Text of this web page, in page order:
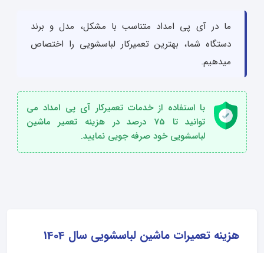
ما در آی پی امداد متناسب با مشکل، مدل و برند
دستگاه شما، بهترین تعمیرکار لباسشویی را اختصاص
میدهیم.
با استفاده از خدمات تعمیرکار آی پی امداد می
توانید تا 75 درصد در هزینه تعمیر ماشین
لباسشویی خود صرفه جویی نمایید.
هزینه تعمیرات ماشین لباسشویی سال 1404